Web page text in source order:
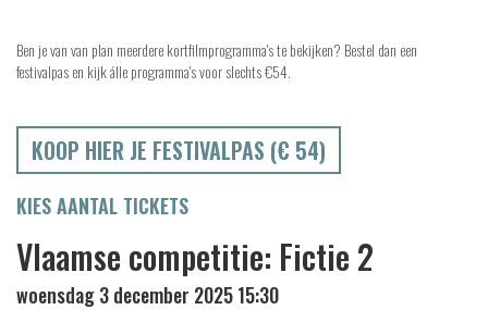
Ben je van van plan meerdere kortfilmprogramma's te bekijken? Bestel dan een
festivalpas en kijk álle programma's voor slechts €54.
KOOP HIER JE FESTIVALPAS (€ 54)
KIES AANTAL TICKETS
Vlaamse competitie: Fictie 2
woensdag 3 december 2025 15:30